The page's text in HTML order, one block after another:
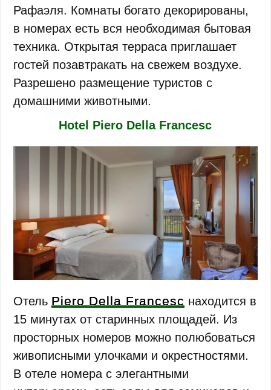
Рафаэля. Комнаты богато декорированы,
в номерах есть вся необходимая бытовая
техника. Открытая терраса приглашает
гостей позавтракать на свежем воздухе.
Разрешено размещение туристов с
домашними животными.
Hotel Piero Della Francesc
Отель Piero Della Francesc находится в
15 минутах от старинных площадей. Из
просторных номеров можно полюбоваться
живописными улочками и окрестностями.
В отеле номера с элегантными